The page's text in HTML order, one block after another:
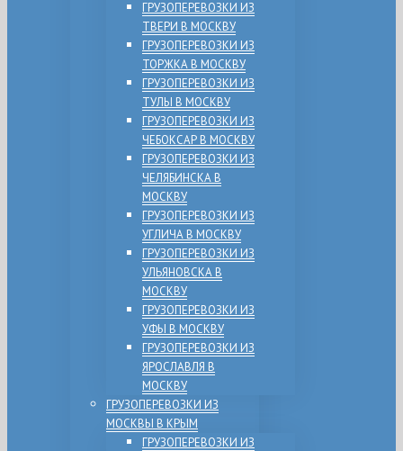
ГРУЗОПЕРЕВОЗКИ ИЗ
ТВЕРИ В МОСКВУ
ГРУЗОПЕРЕВОЗКИ ИЗ
ТОРЖКА В МОСКВУ
ГРУЗОПЕРЕВОЗКИ ИЗ
ТУЛЫ В МОСКВУ
ГРУЗОПЕРЕВОЗКИ ИЗ
ЧЕБОКСАР В МОСКВУ
ГРУЗОПЕРЕВОЗКИ ИЗ
ЧЕЛЯБИНСКА В
МОСКВУ
ГРУЗОПЕРЕВОЗКИ ИЗ
УГЛИЧА В МОСКВУ
ГРУЗОПЕРЕВОЗКИ ИЗ
УЛЬЯНОВСКА В
МОСКВУ
ГРУЗОПЕРЕВОЗКИ ИЗ
УФЫ В МОСКВУ
ГРУЗОПЕРЕВОЗКИ ИЗ
ЯРОСЛАВЛЯ В
МОСКВУ
ГРУЗОПЕРЕВОЗКИ ИЗ
МОСКВЫ В КРЫМ
ГРУЗОПЕРЕВОЗКИ ИЗ